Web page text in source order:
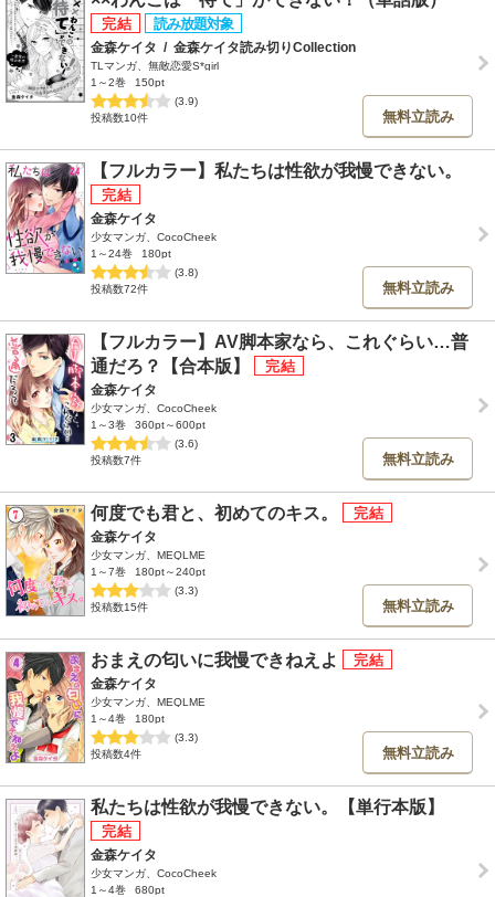
金森ケイタ / 金森ケイタ読み切りCollection
TLマンガ、無敵恋愛S*girl
1～2巻
150pt
(3.9)
投稿数10件
無料立読み
【フルカラー】私たちは性欲が我慢できない。
金森ケイタ
少女マンガ、CocoCheek
1～24巻
180pt
(3.8)
投稿数72件
無料立読み
【フルカラー】AV脚本家なら、これぐらい…普
通だろ？【合本版】
金森ケイタ
少女マンガ、CocoCheek
1～3巻
360pt～600pt
(3.6)
投稿数7件
無料立読み
何度でも君と、初めてのキス。
金森ケイタ
少女マンガ、MEQLME
1～7巻
180pt～240pt
(3.3)
投稿数15件
無料立読み
おまえの匂いに我慢できねえよ
金森ケイタ
少女マンガ、MEQLME
1～4巻
180pt
(3.3)
投稿数4件
無料立読み
私たちは性欲が我慢できない。【単行本版】
金森ケイタ
少女マンガ、CocoCheek
1～4巻
680pt